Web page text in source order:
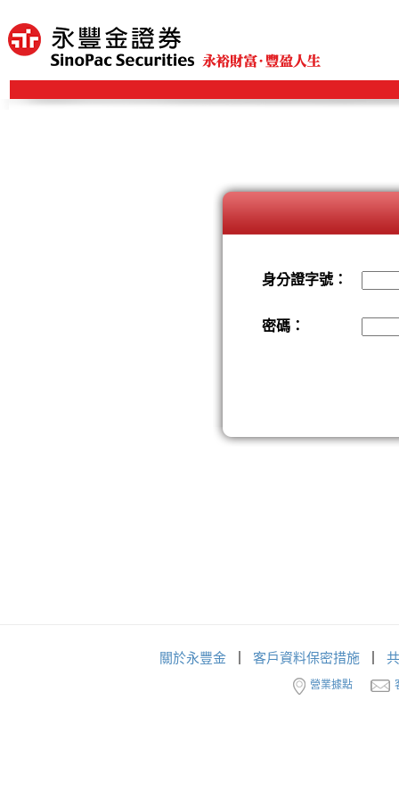
身分證字號：
密碼：
關於永豐金 客戶資料保密措施
營業據點